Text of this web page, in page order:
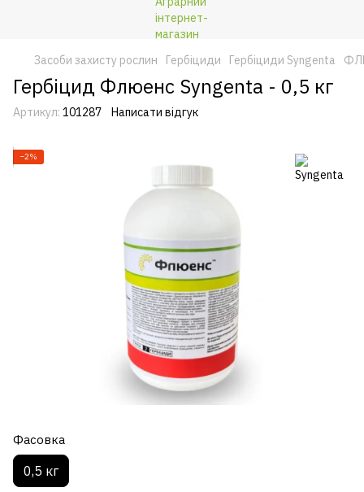
Засоби захисту рослин Гербіциди Гербіциди Syngenta
Гербіцид Флюенс Syngenta - 0,5 кг
Артикул: 101287 Написати відгук
−2%
Фасовка
0,5 кг